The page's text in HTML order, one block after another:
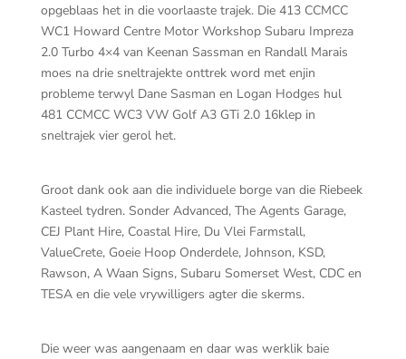
opgeblaas het in die voorlaaste trajek. Die 413 CCMCC
WC1 Howard Centre Motor Workshop Subaru Impreza
2.0 Turbo 4×4 van Keenan Sassman en Randall Marais
moes na drie sneltrajekte onttrek word met enjin
probleme terwyl Dane Sasman en Logan Hodges hul
481 CCMCC WC3 VW Golf A3 GTi 2.0 16klep in
sneltrajek vier gerol het.
Groot dank ook aan die individuele borge van die Riebeek
Kasteel tydren. Sonder Advanced, The Agents Garage,
CEJ Plant Hire, Coastal Hire, Du Vlei Farmstall,
ValueCrete, Goeie Hoop Onderdele, Johnson, KSD,
Rawson, A Waan Signs, Subaru Somerset West, CDC en
TESA en die vele vrywilligers agter die skerms.
Die weer was aangenaam en daar was werklik baie